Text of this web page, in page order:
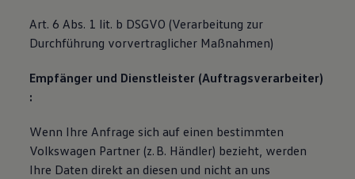
Art. 6 Abs. 1 lit. b DSGVO (Verarbeitung zur
Durchführung vorvertraglicher Maßnahmen)
Empfänger und Dienstleister (Auftragsverarbeiter)
:
Wenn Ihre Anfrage sich auf einen bestimmten
Volkswagen Partner (z. B. Händler) bezieht, werden
Ihre Daten direkt an diesen und nicht an uns